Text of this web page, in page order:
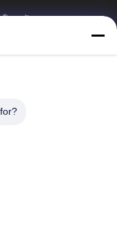
যার উৎপাদন, গবেষণা ও
30...